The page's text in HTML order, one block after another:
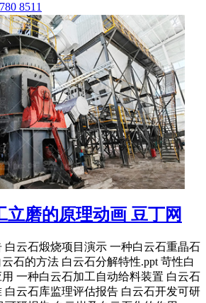
8511
立磨的原理动画 豆丁网
白云石煅烧项目演示 一种白云石重晶石
石的方法 白云石分解特性.ppt 苛性白
一种白云石加工自动给料装置 白云石
白云石库监理评估报告 白云石开发可研